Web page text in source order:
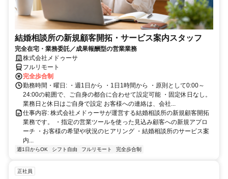
結婚相談所の新規顧客開拓・サービス案内スタッフ
完全在宅・業務委託／成果報酬型の営業業務
株式会社メドゥーサ
フルリモート
完全歩合制
勤務時間・曜日: ・週1日から ・1日1時間から ・原則として0:00～
24:00の範囲で、ご自身の都合に合わせて設定可能 ・固定休日なし。
業務日と休日はご自身で設定 お客様への連絡は、会社...
仕事内容: 株式会社メドゥーサが運営する結婚相談所の新規顧客開拓
業務です。 ・指定の営業ツールを使った見込み顧客への新規アプロ
ーチ ・お客様の希望や状況のヒアリング ・結婚相談所のサービス案
内...
週1日からOK シフト自由 フルリモート 完全歩合制
正社員